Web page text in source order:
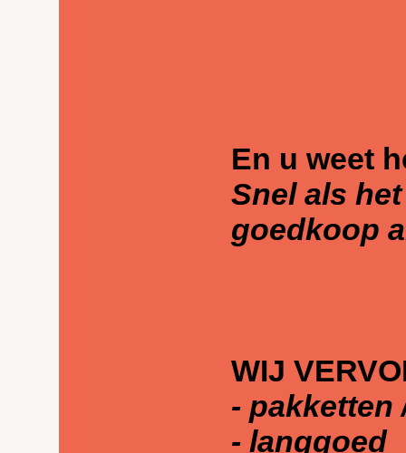
En u weet
Snel als
goedkoop
WIJ
- pakketten
- langgoed